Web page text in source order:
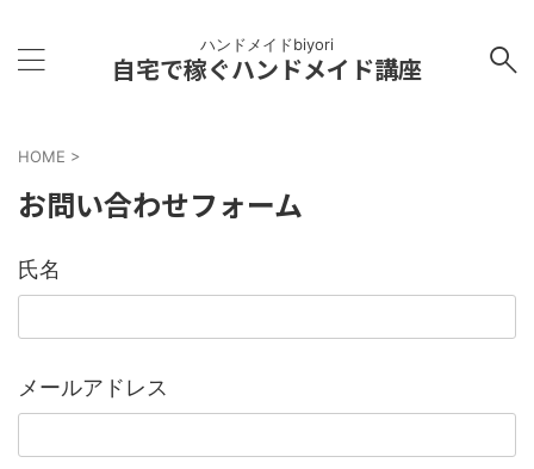
ハンドメイドbiyori
自宅で稼ぐハンドメイド講座
HOME >
お問い合わせフォーム
氏名
メールアドレス